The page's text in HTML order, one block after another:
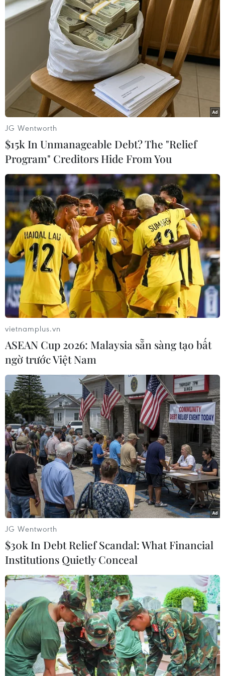
TIN LIÊN QUAN
Xung đột Israel-Hamas: Đoàn xe cứu trợ
bị tấn công, 7 nhân viên thiệt mạng
02/04/2024 11:34
Đoàn xe đã bị tấn công khi đang rời khỏi nhà kho Deir
al-Balah sau khi dỡ hơn 100 tấn lương thực viện trợ
nhân đạo được đưa đến Gaza bằng đường biển.
LHQ cảnh báo tình trạng bạo lực nhằm
vào nhân viên cứu trợ nhân đạo
Theo thống kê, từ đầu năm đến nay đã có tổng cộng 62
nhân viên cứu trợ nhân đạo thiệt mạng khi thực hiện
nhiệm vụ tại các khu vực xung đột trên khắp thế giới.
JG Wentworth
$15k In Unmanageable Debt? The "Relief
Program" Creditors Hide From You
vietnamplus.vn
ASEAN Cup 2026: Malaysia sẵn sàng tạo bất
ngờ trước Việt Nam
JG Wentworth
$30k In Debt Relief Scandal: What Financial
Institutions Quietly Conceal